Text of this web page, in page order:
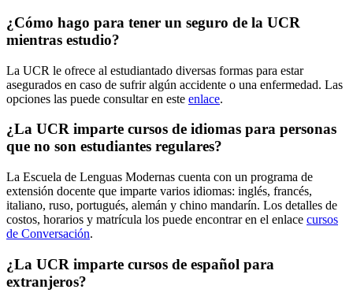
¿Cómo hago para tener un seguro de la UCR
mientras estudio?
La UCR le ofrece al estudiantado diversas formas para estar
asegurados en caso de sufrir algún accidente o una enfermedad. Las
opciones las puede consultar en este enlace.
¿La UCR imparte cursos de idiomas para personas
que no son estudiantes regulares?
La Escuela de Lenguas Modernas cuenta con un programa de
extensión docente que imparte varios idiomas: inglés, francés,
italiano, ruso, portugués, alemán y chino mandarín. Los detalles de
costos, horarios y matrícula los puede encontrar en el enlace cursos
de Conversación.
¿La UCR imparte cursos de español para
extranjeros?